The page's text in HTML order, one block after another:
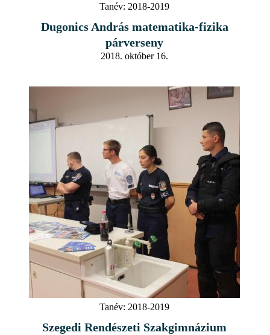
Tanév: 2018-2019
Dugonics András matematika-fizika
párverseny
2018. október 16.
Tanév: 2018-2019
Szegedi Rendészeti Szakgimnázium